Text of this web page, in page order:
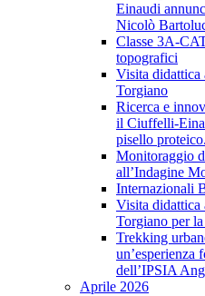
Einaudi
Nicolò
Classe 3A-
topografici
Visita didattica
Torgiano
Ricerca e
il Ciuffelli-
pisello proteico.
Monitoraggio
all’Indagine
Internazionali
Visita didattica
Torgiano per
Trekking
un’esperienza
dell’IPSIA
Aprile 2026